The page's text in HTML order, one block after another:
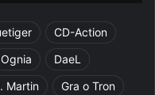
CD-Action
DaeL
Martin
Gra o Tron